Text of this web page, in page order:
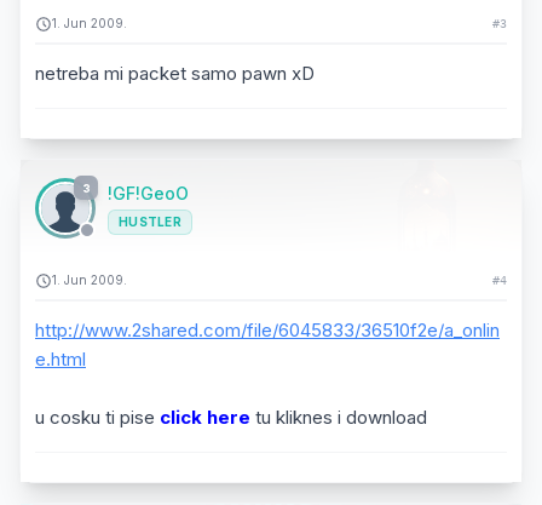
1. Jun 2009. #3
netreba mi packet samo pawn xD
3 !GF!GeoO
HUSTLER
1. Jun 2009. #4
http://www.2shared.com/file/6045833/36510f2e/a_onlin
e.html
u cosku ti pise click here tu kliknes i download